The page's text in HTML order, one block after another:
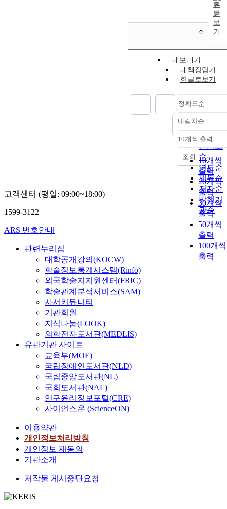
원
문
보
기
내보내기
내책장담기
한글로보기
정확도순
정확도
순
인기도
순
연도순
제목순
저자순
발행기
관순
내림차순
내림차
10개씩 출력
10개씩
출력
20개씩
출력
30개씩
출력
50개씩
출력
100개씩
출력
조회
고객센터 (평일: 09:00~18:00)
1599-3122
ARS 번호안내
관련누리집
대학공개강의(KOCW)
학술정보통계시스템(Rinfo)
외국학술지지원센터(FRIC)
학술관계분석서비스(SAM)
사서커뮤니티
기관회원
지식나눔(LOOK)
의학전자도서관(MEDLIS)
유관기관 사이트
교육부(MOE)
국립장애인도서관(NLD)
국립중앙도서관(NL)
국회도서관(NAL)
연구윤리정보포털(CRE)
사이언스온 (ScienceON)
이용약관
개인정보처리방침
개인정보 재동의
기관소개
저작물 게시중단요청